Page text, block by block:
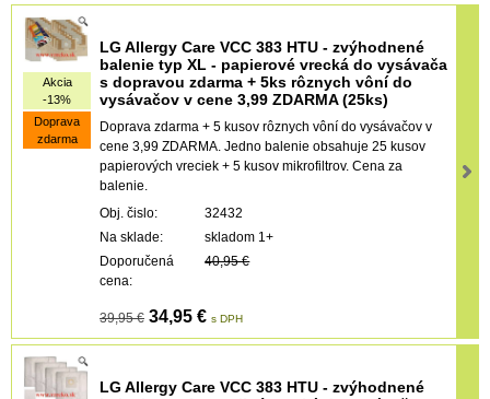
Akcia
-13%
Doprava
zdarma
LG Allergy Care VCC 383 HTU - zvýhodnené
balenie typ XL - papierové vrecká do vysávača
s dopravou zdarma + 5ks rôznych vôní do
vysávačov v cene 3,99 ZDARMA (25ks)
Doprava zdarma + 5 kusov rôznych vôní do vysávačov v
cene 3,99 ZDARMA. Jedno balenie obsahuje 25 kusov
papierových vreciek + 5 kusov mikrofiltrov. Cena za
balenie.
Obj. čislo:
32432
Na sklade:
skladom 1+
Doporučená
cena:
40,95 €
39,95 € 34,95 € s DPH
LG Allergy Care VCC 383 HTU - zvýhodnené